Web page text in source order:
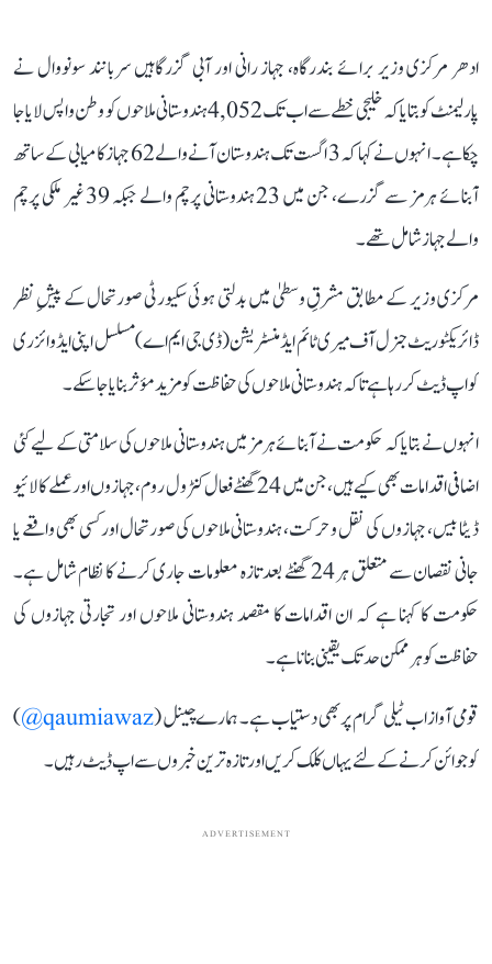
ادھر مرکزی وزیر برائے بندرگاہ، جہاز رانی اور آبی گزرگاہیں سربانند سونووال نے
پارلیمنٹ کو بتایا کہ خلیجی خطے سے اب تک 4,052 ہندوستانی ملاحوں کو وطن واپس لایا جا
چکا ہے۔ انہوں نے کہا کہ 3 اگست تک ہندوستان آنے والے 62 جہاز کامیابی کے ساتھ
آبنائے ہرمز سے گزرے، جن میں 23 ہندوستانی پرچم والے جبکہ 39 غیر ملکی پرچم
والے جہاز شامل تھے۔
مرکزی وزیر کے مطابق مشرقِ وسطیٰ میں بدلتی ہوئی سکیورٹی صورتحال کے پیشِ نظر
ڈائریکٹوریٹ جنرل آف میری ٹائم ایڈمنسٹریشن (ڈی جی ایم اے) مسلسل اپنی ایڈوائزری
کو اپ ڈیٹ کر رہا ہے تاکہ ہندوستانی ملاحوں کی حفاظت کو مزید مؤثر بنایا جا سکے۔
انہوں نے بتایا کہ حکومت نے آبنائے ہرمز میں ہندوستانی ملاحوں کی سلامتی کے لیے کئی
اضافی اقدامات بھی کیے ہیں، جن میں 24 گھنٹے فعال کنٹرول روم، جہازوں اور عملے کا لائیو
ڈیٹا بیس، جہازوں کی نقل و حرکت، ہندوستانی ملاحوں کی صورتحال اور کسی بھی واقعے یا
جانی نقصان سے متعلق ہر 24 گھنٹے بعد تازہ معلومات جاری کرنے کا نظام شامل ہے۔
حکومت کا کہنا ہے کہ ان اقدامات کا مقصد ہندوستانی ملاحوں اور تجارتی جہازوں کی
حفاظت کو ہر ممکن حد تک یقینی بنانا ہے۔
قومی آواز اب ٹیلی گرام پر بھی دستیاب ہے۔ ہمارے چینل (qaumiawaz@
)
کو جوائن کرنے کے لئے یہاں کلک کریں اور تازہ ترین خبروں سے اپ ڈیٹ رہیں۔
ADVERTISEMENT